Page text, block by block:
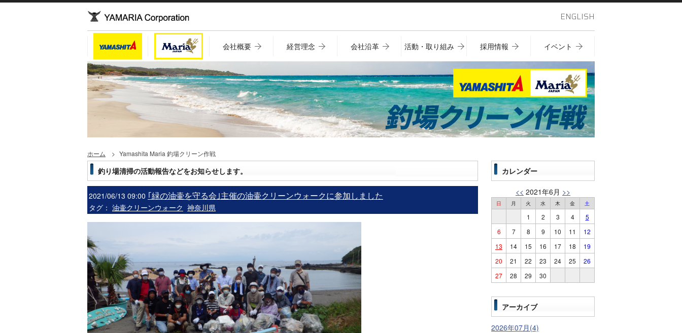
ENGLISH
会社概要 経営理念 会社沿革 活動・取り組み 採用情報 イベント
ホーム Yamashita Maria 釣場クリーン作戦
釣り場清掃の活動報告などをお知らせします。
2021/06/13 09:00 ｢緑の油壷を守る会｣主催の油壷クリーンウォークに参加しました
タグ： 油壷クリーンウォーク 神奈川県
カレンダー
<< 2021年6月 >>
日 月 火 水 木 金 土
1 2 3 4
5
6
7 8 9 10 11
12
13
14 15 16 17 18
19
20
21 22 23 24 25
26
27
28 29 30
アーカイブ
2026年07月(4)